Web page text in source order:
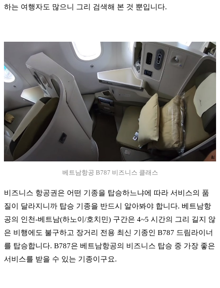
하는 여행자도 많으니 그리 검색해 본 것 뿐입니다.
베트남항공 B787 비즈니스 클래스
비즈니스 항공권은 어떤 기종을 탑승하느냐에 따라 서비스의 품
질이 달라지니까 탑승 기종을 반드시 알아봐야 합니다. 베트남항
공의 인천-베트남(하노이/호치민) 구간은 4~5 시간의 그리 길지 않
은 비행에도 불구하고 장거리 전용 최신 기종인 B787 드림라이너
를 탑승합니다. B787은 베트남항공의 비즈니스 탑승 중 가장 좋은
서비스를 받을 수 있는 기종이구요.